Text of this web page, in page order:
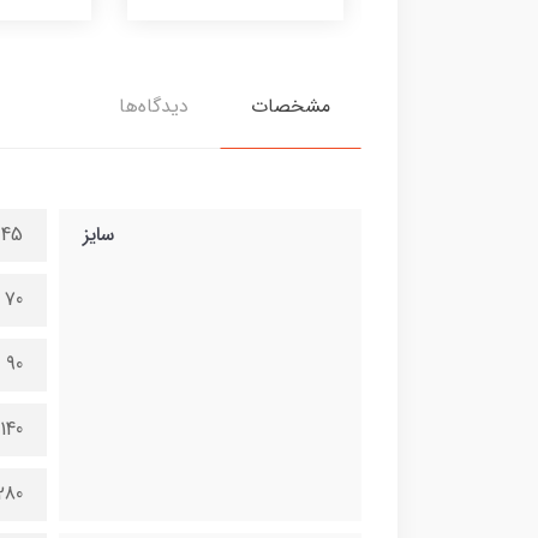
مشخصات دیدگاه‌ها
سایز 45 در 100 سانتی متر
70 در 150 سانتی متر
90 در 200 سانتی متر
140 در 300 سانتی متر
280 در 600